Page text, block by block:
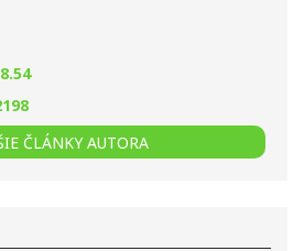
8.54
ČLÁNKY AUTORA